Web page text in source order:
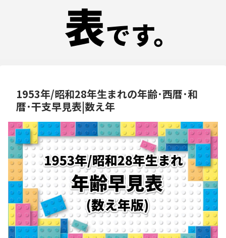
1953年/昭和28年生まれの年齢･西暦･和
暦･干支早見表|数え年